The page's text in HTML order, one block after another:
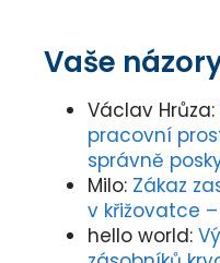
Vaše
Václav Hrůza:
pracovní
správně
Milo: Zákaz
v křižovatce
hello world: